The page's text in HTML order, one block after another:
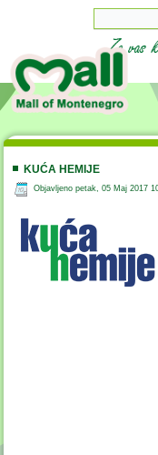
KUĆA HEMIJE
Objavljeno petak, 05 Maj 2017